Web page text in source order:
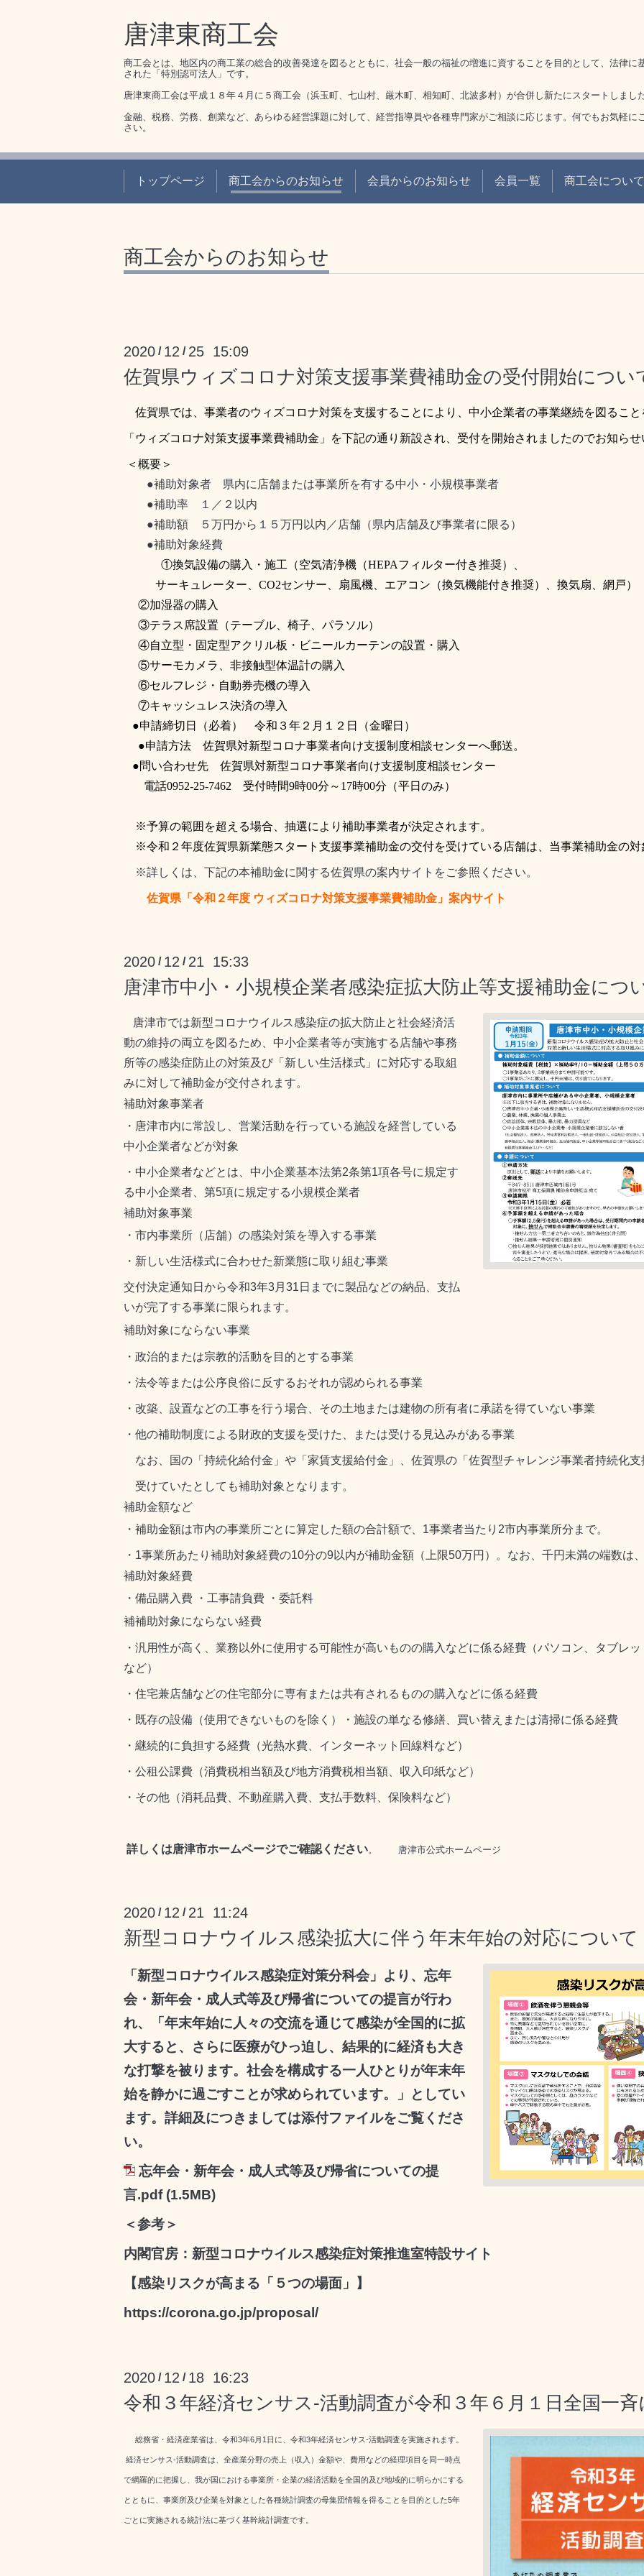
唐津東商工会
商工会とは、地区内の商工業の総合的改善発達を図るとともに、社会一般の福祉の増進に資することを目的として、法律に
された「特別認可法人」です。
唐津東商工会は平成１８年４月に５商工会（浜玉町、七山村、厳木町、相知町、北波多村）が合併し新たにスタートしまし
金融、税務、労務、創業など、あらゆる経営課題に対して、経営指導員や各種専門家がご相談に応じます。何でもお気軽に
さい。
トップページ 商工会からのお知らせ 会員からのお知らせ 会員一覧 商工会について
商工会からのお知らせ
2020 / 12 / 25 15:09
佐賀県ウィズコロナ対策支援事業費補助金の受付開始につい
佐賀県では、事業者のウィズコロナ対策を支援することにより、中小企業者の事業継続を図ること
「ウィズコロナ対策支援事業費補助金」を下記の通り新設され、受付を開始されましたのでお知ら
＜概要＞
●補助対象者 県内に店舗または事業所を有する中小・小規模事業者
●補助率 １／２以内
●補助額 ５万円から１５万円以内／店舗（県内店舗及び事業者に限る）
●補助対象経費
①換気設備の購入・施工（空気清浄機（HEPAフィルター付き推奨）、
サーキュレーター、 CO2センサー、扇風機、エアコン（換気機能付き推奨）、換気扇、網戸）
②加湿器の購入
③テラス席設置（テーブル、椅子、パラソル）
④自立型・固定型アクリル板・ビニールカーテンの設置・購入
⑤サーモカメラ、非接触型体温計の購入
⑥セルフレジ・自動券売機の導入
⑦キャッシュレス決済の導入
●申請締切日（必着） 令和３年２月１２日（金曜日）
●申請方法 佐賀県対新型コロナ事業者向け支援制度相談センターへ郵送。
●問い合わせ先 佐賀県対新型コロナ事業者向け支援制度相談センター
電話0952-25-7462 受付時間9時00分～ 17時00分（平日のみ）
※予算の範囲を超える場合、抽選により補助事業者が決定されます。
※令和２年度佐賀県新業態スタート支援事業補助金の交付を受けている店舗は、 当事業補助金の
※詳しくは、下記の本補助金に関する佐賀県の案内サイトをご参照ください。
佐賀県「令和２年度 ウィズコロナ対策支援事業費補助金」案内サイト
2020 / 12 / 21 15:33
唐津市中小・小規模企業者感染症拡大防止等支援補助金につ
唐津市では新型コロナウイルス感染症の拡大防止と社会経済活
動の維持の両立を図るため、中小企業者等が実施する店舗や事務
所等の感染症防止の対策及び「新しい生活様式」に対応する取組
みに対して補助金が交付されます。
補助対象事業者
・唐津市内に常設し、営業活動を行っている施設を経営している
中小企業者などが対象
・中小企業者などとは、中小企業基本法第2条第1項各号に規定す
る中小企業者、第5項に規定する小規模企業者
補助対象事業
・市内事業所（店舗）の感染対策を導入する事業
・新しい生活様式に合わせた新業態に取り組む事業
交付決定通知日から令和3年3月31日までに製品などの納品、支払
いが完了する事業に限られます。
補助対象にならない事業
・政治的または宗教的活動を目的とする事業
・法令等または公序良俗に反するおそれが認められる事業
・改築、設置などの工事を行う場合、その土地または建物の所有者に承諾を得ていない事業
・他の補助制度による財政的支援を受けた、または受ける見込みがある事業
なお、国の「持続化給付金」や「家賃支援給付金」、佐賀県の「佐賀型チャレンジ事業者持続化
受けていたとしても補助対象となります。
補助金額など
・補助金額は市内の事業所ごとに算定した額の合計額で、1事業者当たり2市内事業所分まで。
・1事業所あたり補助対象経費の10分の9以内が補助金額（上限50万円）。なお、千円未満の端数は
補助対象経費
・備品購入費 ・工事請負費 ・委託料
補補助対象にならない経費
・汎用性が高く、業務以外に使用する可能性が高いものの購入などに係る経費（パソコン、タブレ
など）
・住宅兼店舗などの住宅部分に専有または共有されるものの購入などに係る経費
・既存の設備（使用できないものを除く）・施設の単なる修繕、買い替えまたは清掃に係る経費
・継続的に負担する経費（光熱水費、インターネット回線料など）
・公租公課費（消費税相当額及び地方消費税相当額、収入印紙など）
・その他（消耗品費、不動産購入費、支払手数料、保険料など）
詳しくは唐津市ホームページでご確認ください。 唐津市公式ホームページ
2020 / 12 / 21 11:24
新型コロナウイルス感染拡大に伴う年末年始の対応について
「新型コロナウイルス感染症対策分科会」より、忘年
会・新年会・成人式等及び帰省についての提言が行わ
れ、「年末年始に人々の交流を通じて感染が全国的に拡
大すると、さらに医療がひっ迫し、結果的に経済も大き
な打撃を被ります。社会を構成する一人ひとりが年末年
始を静かに過ごすことが求められています。」としてい
ます。詳細及につきましては添付ファイルをご覧くださ
い。
忘年会・新年会・成人式等及び帰省についての提
言.pdf(1.5MB)
＜参考＞
内閣官房：新型コロナウイルス感染症対策推進室特設サイト
【感染リスクが高まる「５つの場面」】
https://corona.go.jp/proposal/
2020 / 12 / 18 16:23
令和３年経済センサス‐活動調査が令和３年６月１日全国一
総務省・経済産業省は、令和3年6月1日に、令和3年経済センサス-活動調査を実施されます。
経済センサス‐活動調査は、全産業分野の売上（収入）金額や、費用などの経理項目を同一時点
で網羅的に把握し、我が国における事業所・企業の経済活動を全国的及び地域的に明らかにする
とともに、事業所及び企業を対象とした各種統計調査の母集団情報を得ることを目的とした5年
ごとに実施される統計法に基づく基幹統計調査です。